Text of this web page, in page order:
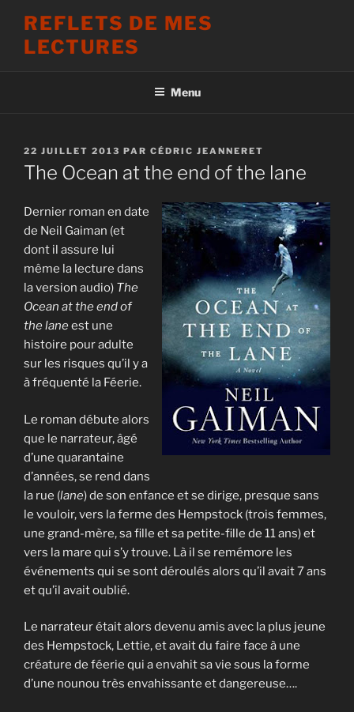
contenu
REFLETS DE MES
LECTURES
Menu
PUBLIÉ
LE
22 JUILLET 2013 PAR CÉDRIC JEANNERET
The Ocean at the end of the lane
Dernier roman en date
de Neil Gaiman (et
dont il assure lui
même la lecture dans
la version audio) The
Ocean at the end of
the laneest une
histoire pour adulte
sur les risques qu’il y a
à fréquenté la Féerie.
Le roman débute alors
que le narrateur, âgé
d’une quarantaine
d’années, se rend dans
la rue (lane) de son enfance et se dirige, presque sans
le vouloir, vers la ferme des Hempstock (trois femmes,
une grand-mère, sa fille et sa petite-fille de 11 ans) et
vers la mare qui s’y trouve. Là il se remémore les
événements qui se sont déroulés alors qu’il avait 7 ans
et qu’il avait oublié.
Le narrateur était alors devenu amis avec la plus jeune
des Hempstock, Lettie, et avait du faire face à une
créature de féerie qui a envahit sa vie sous la forme
d’une nounou très envahissante et dangereuse….